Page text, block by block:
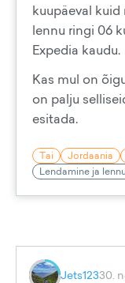
kuupäeval
lennu ringi 06
Expedia kaudu.
Kas mul on
on palju
esitada.
Tai Jordaania
Lendamine ja
Jets12330.